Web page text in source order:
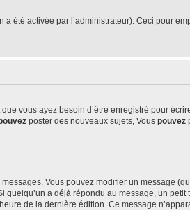
été activée par l’administrateur). Ceci pour
vous ayez besoin d’être enregistré pour
poster des nouveaux sujets, Vous pouvez
Vous pouvez modifier un message
a déjà répondu au message, un petit
de la dernière édition. Ce message